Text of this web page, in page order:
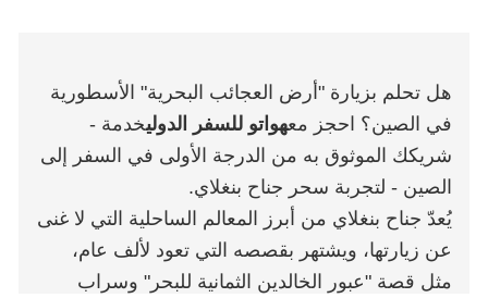
هل تحلم بزيارة "أرض العجائب البحرية" الأسطورية
في الصين؟ احجز معهواتو للسفر الدوليخدمة -
شريكك الموثوق به من الدرجة الأولى في السفر إلى
الصين - لتجربة سحر جناح بنغلاي.
يُعدّ جناح بنغلاي من أبرز المعالم الساحلية التي لا غنى
عن زيارتها، ويشتهر بقصصه التي تعود لألف عام،
مثل قصة "عبور الخالدين الثمانية للبحر" وسراب